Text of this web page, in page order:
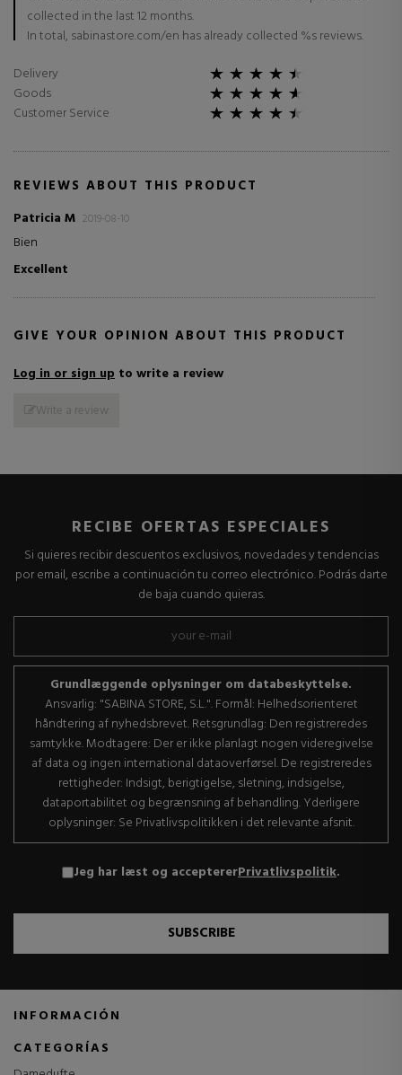
collected in the last 12 months.
In total, sabinastore.com/en has already collected %s reviews.
Delivery
Goods
Customer Service
REVIEWS ABOUT THIS PRODUCT
Patricia M 2019-08-10
Bien
Excellent
GIVE YOUR OPINION ABOUT THIS PRODUCT
Log in or sign up to write a review
Write a review
RECIBE OFERTAS ESPECIALES
Si quieres recibir descuentos exclusivos, novedades y tendencias
por email, escribe a continuación tu correo electrónico. Podrás darte
de baja cuando quieras.
Grundlæggende oplysninger om databeskyttelse.
Ansvarlig: "SABINA STORE, S.L.". Formål: Helhedsorienteret
håndtering af nyhedsbrevet. Retsgrundlag: Den registreredes
samtykke. Modtagere: Der er ikke planlagt nogen videregivelse
af data og ingen international dataoverførsel. De registreredes
rettigheder: Indsigt, berigtigelse, sletning, indsigelse,
dataportabilitet og begrænsning af behandling. Yderligere
oplysninger: Se Privatlivspolitikken i det relevante afsnit.
Jeg har læst og acceptererPrivatlivspolitik.
SUBSCRIBE
INFORMACIÓN
CATEGORÍAS